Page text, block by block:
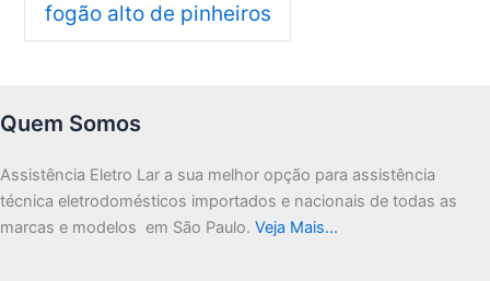
fogão alto de pinheiros
Quem Somos
Assistência Eletro Lar a sua melhor opção para assistência
técnica eletrodomésticos importados e nacionais de todas as
marcas e modelos em São Paulo. Veja Mais…